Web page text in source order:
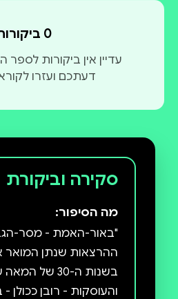
0 ביקורות
עדיין אין ביקורות
דעתכם ועזרו
סקירה וביקורת
מה הסיפור:
"באור-האמת - מסר-
ההרצאות שנתן המואר
בשנות ה-30 של
והעוסקות - רובן ככולן